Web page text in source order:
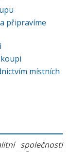
připravíme
místních
společnosti